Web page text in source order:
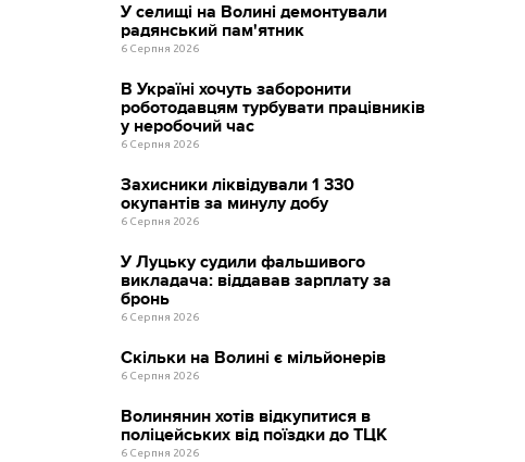
У селищі на Волині демонтували
радянський пам'ятник
6 Серпня 2026
В Україні хочуть заборонити
роботодавцям турбувати працівників
у неробочий час
6 Серпня 2026
Захисники ліквідували 1 330
окупантів за минулу добу
6 Серпня 2026
У Луцьку судили фальшивого
викладача: віддавав зарплату за
бронь
6 Серпня 2026
Скільки на Волині є мільйонерів
6 Серпня 2026
Волинянин хотів відкупитися в
поліцейських від поїздки до ТЦК
6 Серпня 2026